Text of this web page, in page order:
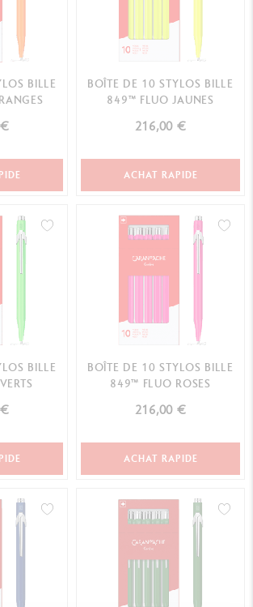
BILLE
BOÎTE DE 10 STYLOS BILLE
849™ FLUO JAUNES
216,00 €
ACHAT RAPIDE
BILLE
BOÎTE DE 10 STYLOS BILLE
849™ FLUO ROSES
216,00 €
ACHAT RAPIDE